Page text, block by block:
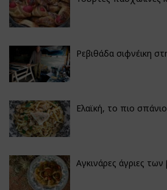
Ρεβιθάδα σιφνέικη
Ελαϊκή, το πιο
Αγκινάρες άγριες